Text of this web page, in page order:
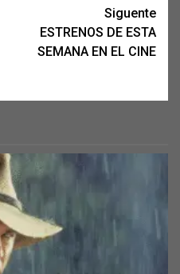
Siguente
ESTRENOS DE ESTA
SEMANA EN EL CINE